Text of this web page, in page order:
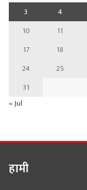
3
4
10
11
17
18
24
25
31
« Jul
हामी